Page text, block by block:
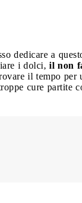
dedicare a
i dolci, il non
il tempo per
cure partite